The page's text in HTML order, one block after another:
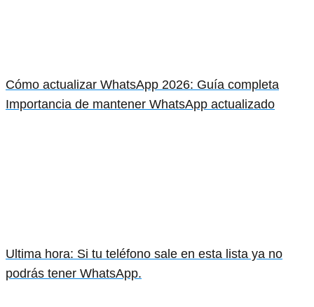
Cómo actualizar WhatsApp 2026: Guía completa
Importancia de mantener WhatsApp actualizado
Ultima hora: Si tu teléfono sale en esta lista ya no
podrás tener WhatsApp.